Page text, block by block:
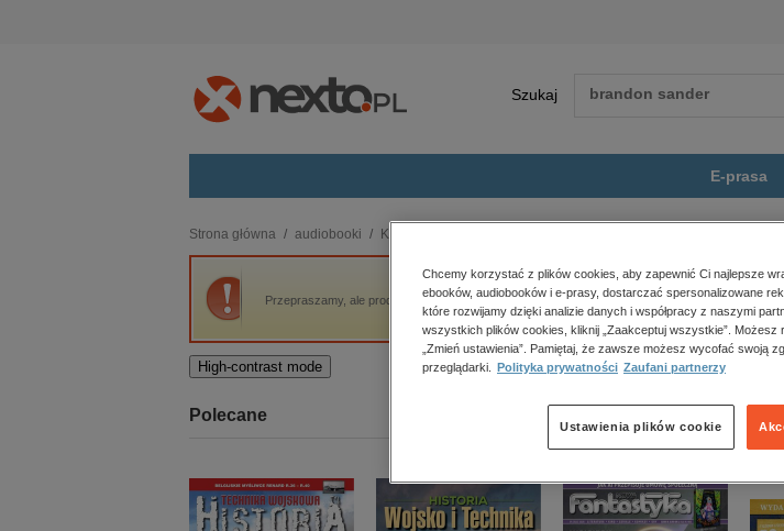
Szukaj
E-prasa
budownictwo, aranżacja wnętrz
biznesowe, branżowe, gospodarka
darmowe wydania
edukacja
kobiece, lifestyle, kultura
polityka, społeczno-informacyjne
psychologiczne
inne
popularno-naukowe
historia
zdrowie
religie
Strona główna audiobooki Kryminał, sensacja, thriller
Przepraszamy, ale produkt „Milcząca dziewczyna” nie jest dostępny.
High-contrast mode
Polecane
Chcemy korzystać z plików cookies, aby zapewnić Ci najlepsze
ebooków, audiobooków i e-prasy, dostarczać spersonalizowane
które rozwijamy dzięki analizie danych i współpracy z naszymi
wszystkich plików cookies, kliknij „Zaakceptuj wszystkie”.
„Zmień ustawienia”. Pamiętaj, że zawsze możesz wycofać swoją
przeglądarki.
Polityka prywatności Zaufani partnerzy
Ustawienia plików cookie